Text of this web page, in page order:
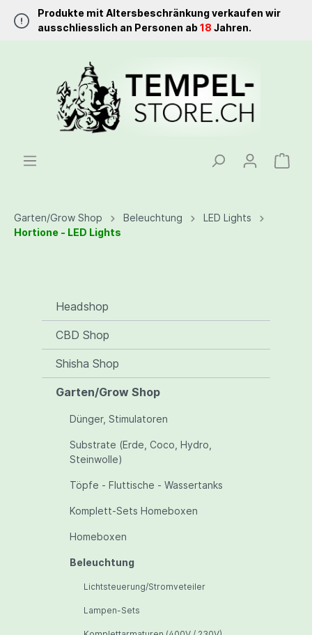
Produkte mit Altersbeschränkung verkaufen wir
ausschliesslich an Personen ab18 Jahren.
Garten/Grow Shop Beleuchtung
LED Lights
Hortione - LED Lights
Headshop
CBD Shop
Shisha Shop
Garten/Grow Shop
Dünger, Stimulatoren
Substrate (Erde, Coco, Hydro,
Steinwolle)
Töpfe - Fluttische - Wassertanks
Komplett-Sets Homeboxen
Homeboxen
Beleuchtung
Lichtsteuerung/Stromveteiler
Lampen-Sets